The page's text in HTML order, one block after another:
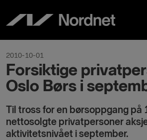
content
2010-10-01
Forsiktige
Oslo Børs i
Til tross for en børsoppgang på
nettosolgte privatpersoner
aktivitetsnivået i september.